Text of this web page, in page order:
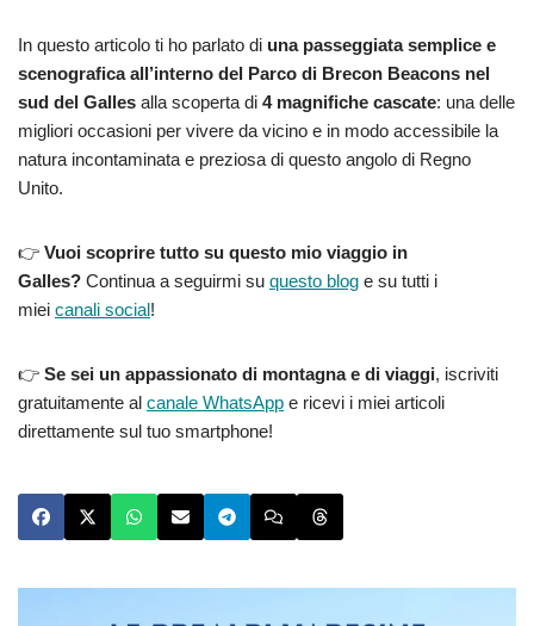
In questo articolo ti ho parlato di una passeggiata semplice e
scenografica all’interno del Parco di Brecon Beacons nel
sud del Galles alla scoperta di 4 magnifiche cascate: una delle
migliori occasioni per vivere da vicino e in modo accessibile la
natura incontaminata e preziosa di questo angolo di Regno
Unito.
👉 Vuoi scoprire tutto su questo mio viaggio in
Galles? Continua a seguirmi su questo blog e su tutti i
miei canali social!
👉 Se sei un appassionato di montagna e di viaggi, iscriviti
gratuitamente al canale WhatsApp e ricevi i miei articoli
direttamente sul tuo smartphone!